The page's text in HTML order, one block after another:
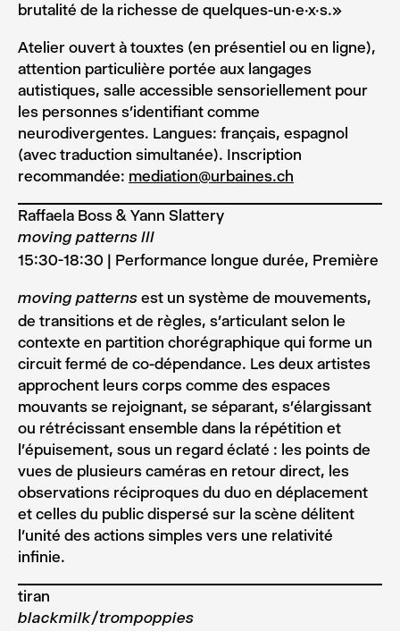
brutalité de la richesse de quelques-un.e.x.s.»
Atelier ouvert à touxtes (en présentiel ou en ligne),
attention particulière portée aux langages
autistiques, salle accessible sensoriellement pour
les personnes s’identifiant comme
neurodivergentes. Langues: français, espagnol
(avec traduction simultanée). Inscription
recommandée: mediation@urbaines.ch
Raffaela Boss & Yann Slattery
moving patterns III
15:30-18:30 | Performance longue durée, Première
moving patterns est un système de mouvements,
de transitions et de règles, s’articulant selon le
contexte en partition chorégraphique qui forme un
circuit fermé de co-dépendance. Les deux artistes
approchent leurs corps comme des espaces
mouvants se rejoignant, se séparant, s’élargissant
ou rétrécissant ensemble dans la répétition et
l’épuisement, sous un regard éclaté : les points de
vues de plusieurs caméras en retour direct, les
observations réciproques du duo en déplacement
et celles du public dispersé sur la scène délitent
l’unité des actions simples vers une relativité
infinie.
tiran
blackmilk/trompoppies